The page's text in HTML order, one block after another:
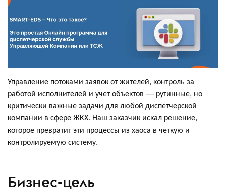
Управление потоками заявок от жителей, контроль за
работой исполнителей и учет объектов — рутинные, но
критически важные задачи для любой диспетчерской
компании в сфере ЖКХ. Наш заказчик искал решение,
которое превратит эти процессы из хаоса в четкую и
контролируемую систему.
Бизнес-цель